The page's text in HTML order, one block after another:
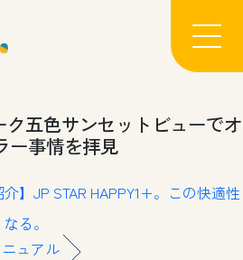
五色サンセットビューでオ
ー事情を拝見
介】JP STAR HAPPY1+。この快適性
る。
ュアル